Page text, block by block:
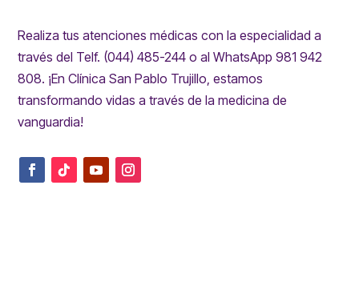
Realiza tus atenciones médicas con la especialidad a
través del Telf. (044) 485-244 o al WhatsApp 981 942
808. ¡En Clínica San Pablo Trujillo, estamos
transformando vidas a través de la medicina de
vanguardia!